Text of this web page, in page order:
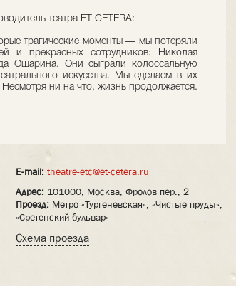
театра ET CETERA:
трагические моменты — мы потеряли
и прекрасных сотрудников: Николая
Ошарина. Они сыграли колоссальную
искусства. Мы сделаем в их
ни на что, жизнь продолжается.
E-mail: theatre-etc@et-cetera.ru
Адрес: 101000, Москва, Фролов пер., 2
Проезд: Метро «Тургеневская», «Чистые пруды»,
«Сретенский бульвар»
Схема проезда